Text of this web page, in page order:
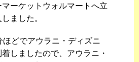
ーケットウォルマートへ立
ました。
ほどでアウラニ・ディズニ
しましたので、アウラニ・